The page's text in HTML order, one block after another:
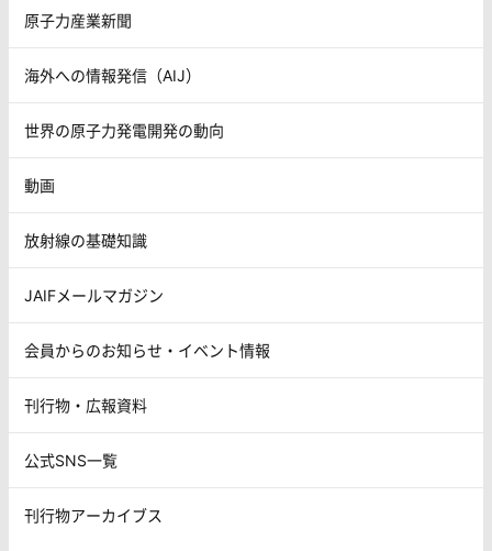
原子力産業新聞
海外への情報発信（AIJ）
世界の原子力発電開発の動向
動画
放射線の基礎知識
JAIFメールマガジン
会員からのお知らせ・イベント情報
刊行物・広報資料
公式SNS一覧
刊行物アーカイブス